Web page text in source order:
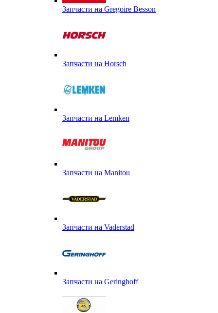
Запчасти на Gregoire Besson
Запчасти на Horsch
Запчасти на Lemken
Запчасти на Manitou
Запчасти на Vaderstad
Запчасти на Geringhoff